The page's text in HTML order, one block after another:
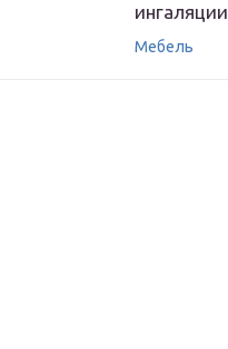
ингаляции
Мебель